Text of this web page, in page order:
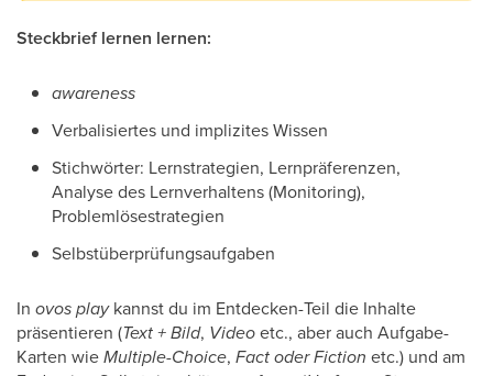
Steckbrief lernen lernen:
awareness
Verbalisiertes und implizites Wissen
Stichwörter: Lernstrategien, Lernpräferenzen,
Analyse des Lernverhaltens (Monitoring),
Problemlösestrategien
Selbstüberprüfungsaufgaben
In ovos playkannst du im Entdecken-Teil die Inhalte
präsentieren (Text + Bild, Videoetc., aber auch Aufgabe-
Karten wieMultiple-Choice, Fact oder Fiction etc.) und am